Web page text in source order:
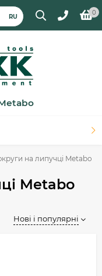
RU
0
на липучці Metabo
Metabo
Нові і популярні